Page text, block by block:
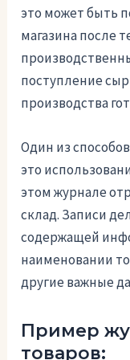
это может быть
магазина после
поступление
производства
Один из
это
этом журнале
склад. Записи
содержащей
наименовании
другие важные
Пример
товаров: